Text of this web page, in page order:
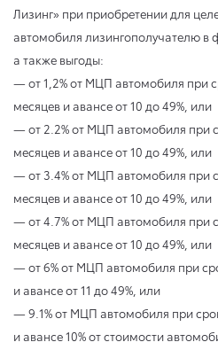
Лизинг» при приобретении для
автомобиля лизингополучателю в
а также выгоды:
— от 1,2% от МЦП автомобиля при
месяцев и авансе от 10 до 49%, или
— от 2.2% от МЦП автомобиля при
месяцев и авансе от 10 до 49%, или
— от 3.4% от МЦП автомобиля при
месяцев и авансе от 10 до 49%, или
— от 4.7% от МЦП автомобиля при
месяцев и авансе от 10 до 49%, или
— от 6% от МЦП автомобиля при
и авансе от 11 до 49%, или
— 9.1% от МЦП автомобиля при
и авансе 10% от стоимости